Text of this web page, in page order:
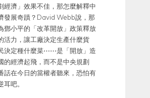
經濟」效果不佳，那怎麼解釋中
發展奇蹟？David Webb說，那
鄧小平的「改革開放」政策釋放
活力，讓工廠決定生產什麼貨
決定種什麼菜⋯⋯是「開放」造
的經濟起飛，而不是中央規劃
話在今日的當權者聽來，恐怕有
耳吧。